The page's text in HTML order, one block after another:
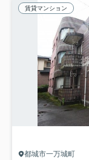
賃貸マンション
都城市一万城町